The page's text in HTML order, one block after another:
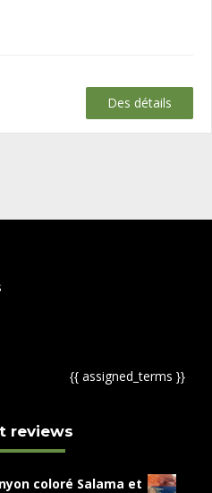
Des détails
{{ assigned_terms }}
reviews
coloré Salama et